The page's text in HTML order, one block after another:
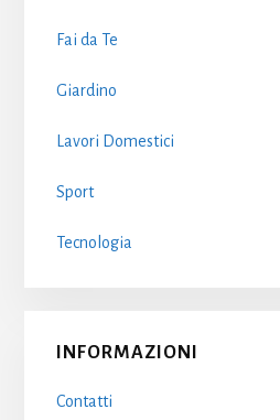
Fai da Te
Giardino
Lavori Domestici
Sport
Tecnologia
INFORMAZIONI
Contatti